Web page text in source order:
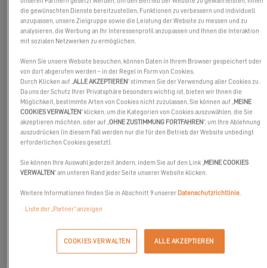
Der erste Excess im Bundesstaat Washington wird auf der
Anacortes Boat & Yacht Show zu sehen sein! Warten Sie nicht
länger und entdecken Sie diesen Katamaran, der alle Vorzüge
eines großen hat. Wir freuen uns darauf, Ihre Anfragen zu
beantworten und uns mit Ihnen über Ihr Projekt auszutauschen.
kommt vom 18. bis 20. Mai 2023 nach Anacortes. Die Messe
präsentiert Neu- und Gebrauchtboote aller Größen Ihrer
Lieblingsmarken, Händler, Makler und Aussteller an einem Ort
sowie Expertenseminare und abendliche Rendezvous-
die gewünschten Dienste bereitzustellen, Funktionen zu verbessern und individuell
anzupassen, unsere Zielgruppe sowie die Leistung der Website zu messen und zu
analysieren, die Werbung an Ihr Interessenprofil anzupassen und Ihnen die Interaktion
mit sozialen Netzwerken zu ermöglichen.
Wenn Sie unsere Website besuchen, können Daten in Ihrem Browser gespeichert oder
von dort abgerufen werden – in der Regel in Form von Cookies.
Durch Klicken auf „ALLE AKZEPTIEREN“ stimmen Sie der Verwendung aller Cookies zu.
Da uns der Schutz Ihrer Privatsphäre besonders wichtig ist, bieten wir Ihnen die
Möglichkeit, bestimmte Arten von Cookies nicht zuzulassen. Sie können auf „MEINE
COOKIES VERWALTEN“ klicken, um die Kategorien von Cookies auszuwählen, die Sie
akzeptieren möchten, oder auf „OHNE ZUSTIMMUNG FORTFAHREN“, um Ihre Ablehnung
auszudrücken (in diesem Fall werden nur die für den Betrieb der Website unbedingt
erforderlichen Cookies gesetzt).
Sie können Ihre Auswahl jederzeit ändern, indem Sie auf den Link „MEINE COOKIES
VERWALTEN“ am unteren Rand jeder Seite unserer Website klicken.
Weitere Informationen finden Sie in Abschnitt 9 unserer Datenschutzrichtlinie.
Liste der „Partner“ anzeigen
COOKIES VERWALTEN ALLE AKZEPTIEREN